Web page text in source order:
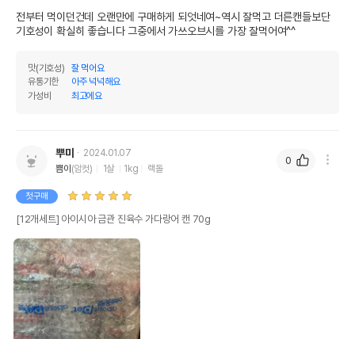
전부터 먹이던건데 오랜만에 구매하게 되엇네여~역시 잘먹고 더른캔들보단
기호성이 확실히 좋습니다 그중에서 가쓰오브시를 가장 잘먹어여^^
맛(기호성)
잘 먹어요
유통기한
아주 넉넉해요
가성비
최고에요
뿌미
2024.01.07
쁨이(암컷) 1살 1kg 랙돌
첫구매
[12개세트] 아이시아 금관 진육수 가다랑어 캔 70g
0